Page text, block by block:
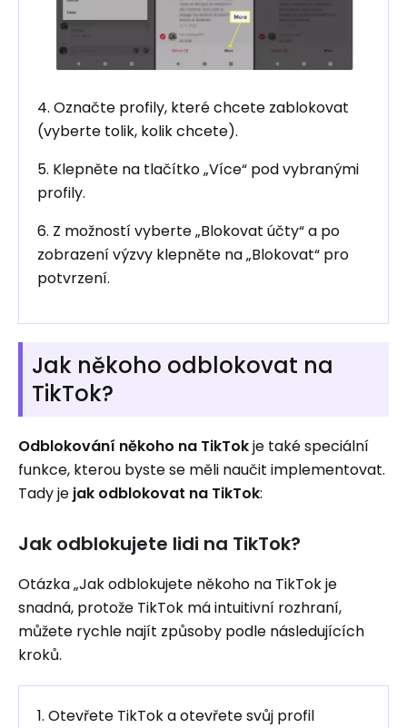
4. Označte profily, které chcete zablokovat
(vyberte tolik, kolik chcete).
5. Klepněte na tlačítko „Více“ pod vybranými
profily.
6. Z možností vyberte „Blokovat účty“ a po
zobrazení výzvy klepněte na „Blokovat“ pro
potvrzení.
Jak někoho odblokovat na
TikTok?
Odblokování někoho na TikTokje také speciální
funkce, kterou byste se měli naučit implementovat.
Tady je jak odblokovat na TikTok:
Jak odblokujete lidi na TikTok?
Otázka „Jak odblokujete někoho na TikTok je
snadná, protože TikTok má intuitivní rozhraní,
můžete rychle najít způsoby podle následujících
kroků.
1. Otevřete TikTok a otevřete svůj profil